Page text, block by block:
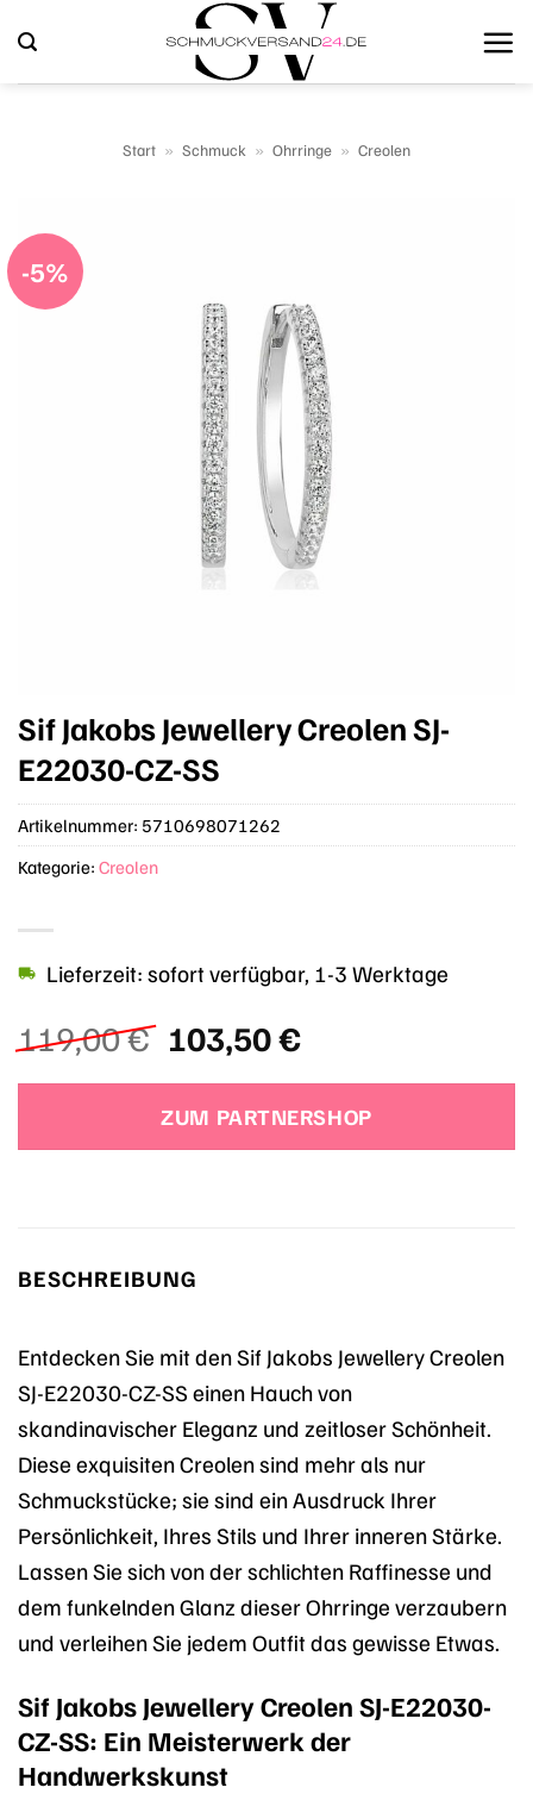
Inhalt
springen
Start » Schmuck » Ohrringe » Creolen
-5%
Sif Jakobs Jewellery Creolen SJ-
E22030-CZ-SS
119,00€ Ursprünglicher
Preis
war:
119,00 €
103,50€Aktueller
ist:
103,50 €.
Lieferzeit: sofort verfügbar, 1-3 Werktage
ZUM PARTNERSHOP
Artikelnummer: 5710698071262
Kategorie: Creolen
BESCHREIBUNG
Entdecken Sie mit den Sif Jakobs Jewellery Creolen
SJ-E22030-CZ-SS einen Hauch von
skandinavischer Eleganz und zeitloser Schönheit.
Diese exquisiten Creolen sind mehr als nur
Schmuckstücke; sie sind ein Ausdruck Ihrer
Persönlichkeit, Ihres Stils und Ihrer inneren Stärke.
Lassen Sie sich von der schlichten Raffinesse und
dem funkelnden Glanz dieser Ohrringe verzaubern
und verleihen Sie jedem Outfit das gewisse Etwas.
Sif Jakobs Jewellery Creolen SJ-E22030-
CZ-SS: Ein Meisterwerk der
Handwerkskunst